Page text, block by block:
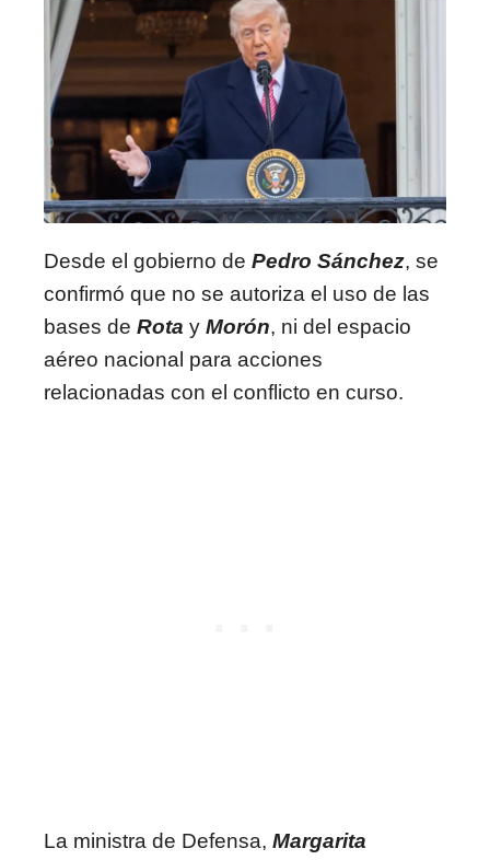
Desde el gobierno de Pedro Sánchez, se
confirmó que no se autoriza el uso de las
bases de Rota y Morón, ni del espacio
aéreo nacional para acciones
relacionadas con el conflicto en curso.
La ministra de Defensa, Margarita